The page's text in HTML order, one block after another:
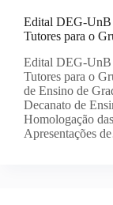
Edital DEG-UnB
Tutores para o
Edital DEG-UnB
Tutores para o
de Ensino de
Decanato de
Homologação
Apresentações